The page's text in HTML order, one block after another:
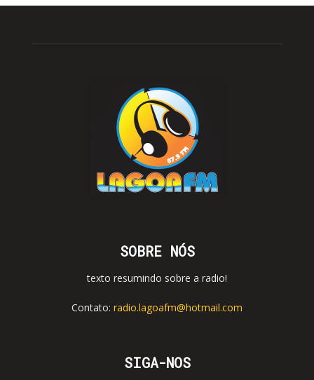
SOBRE NÓS
texto resumindo sobre a radio!
Contato: radio.lagoafm@hotmail.com
SIGA-NOS